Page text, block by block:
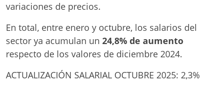
variaciones de precios.
En total, entre enero y octubre, los salarios del
sector ya acumulan un 24,8% de aumento
respecto de los valores de diciembre 2024.
ACTUALIZACIÓN SALARIAL OCTUBRE 2025: 2,3%